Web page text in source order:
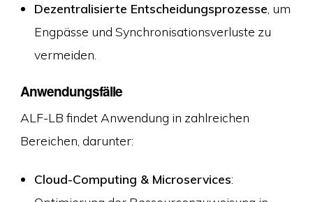
Dezentralisierte Entscheidungsprozesse , um
Engpässe und Synchronisationsverluste zu
vermeiden.
Anwendungsfälle
ALF-LB findet Anwendung in zahlreichen
Bereichen, darunter:
Cloud-Computing & Microservices: